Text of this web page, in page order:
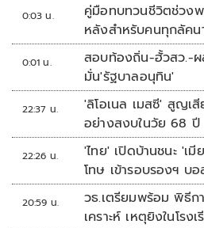
0:03 น.
คู่มือทบทวนชีวิตช่วงพ
หลังสำหรับคนทุกลัคน
0:01 น.
สอบท้องถิ่น-ฮั้วสว.-ผ
มั่น'รัฐบาลอนุทิน'
22:37 น.
'ลิโอเนล เมสซี' สูญเ
อย่างสงบในวัย 68 ปี
22:26 น.
'ไทย' เปิดบ้านชนะ 'เ
โทษ เข้ารอบรองฯ บ
20:59 น.
วธ.เตรียมพร้อม พิธีก
เคราะห์ เหตุยิงในโรงเ